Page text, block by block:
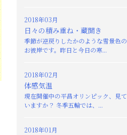
2018年03月
日々の積み重ね・蔵開き
季節が逆戻りしたかのような雪景色の
お彼岸です。昨日と今日の寒...
2018年02月
体感気温
現在開催中の平昌オリンピック、見て
いますか？ 冬季五輪では、...
2018年01月